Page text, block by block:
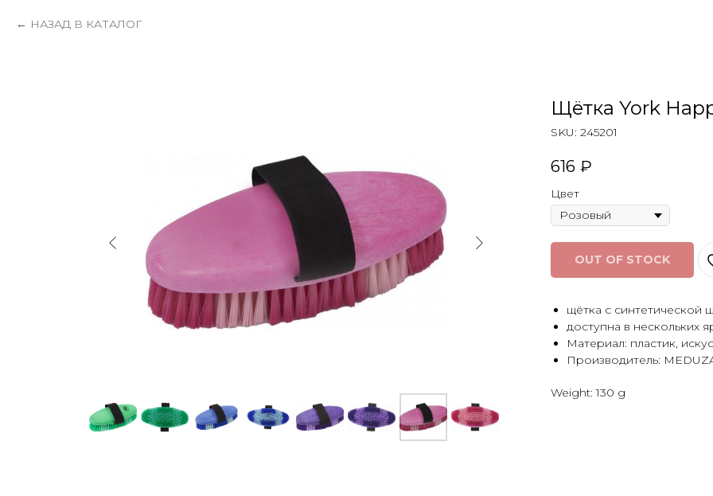
НАЗАД В КАТАЛОГ
Щётка York
SKU: 245201
616 ₽
Цвет
OUT OF STOCK
щётка с синтетической
доступна в нескольких
Материал: пластик,
Производитель:
Weight: 130 g